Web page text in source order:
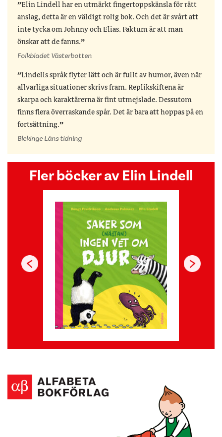
Elin Lindell har en utmärkt fingertoppskänsla för rätt
anslag, detta är en väldigt rolig bok. Och det är svårt att
inte tycka om Johnny och Elias. Faktum är att man
önskar att de fanns.
Folkbladet Västerbotten
Lindells språk flyter lätt och är fullt av humor, även när
allvarliga situationer skrivs fram. Replikskiftena är
skarpa och karaktärerna är fint utmejslade. Dessutom
finns flera överraskande spår. Det är bara att hoppas på en
fortsättning.
Blekinge Läns tidning
Fler böcker av Elin Lindell